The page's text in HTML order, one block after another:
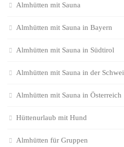
Almhütten mit Sauna
Almhütten mit Sauna in Bayern
Almhütten mit Sauna in Südtirol
Almhütten mit Sauna in der
Almhütten mit Sauna in Österreich
Hüttenurlaub mit Hund
Almhütten für Gruppen